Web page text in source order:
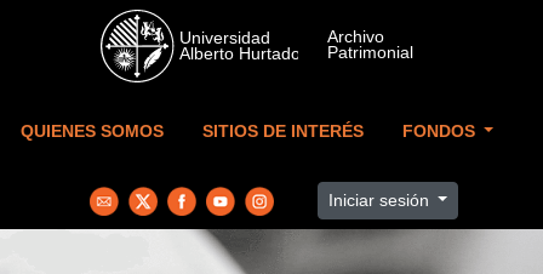
Skip to main content
QUIENES SOMOS SITIOS DE INTERÉS FONDOS
Iniciar sesión